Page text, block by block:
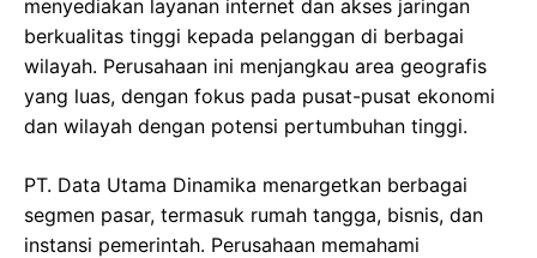
menyediakan layanan internet dan akses jaringan
berkualitas tinggi kepada pelanggan di berbagai
wilayah. Perusahaan ini menjangkau area geografis
yang luas, dengan fokus pada pusat-pusat ekonomi
dan wilayah dengan potensi pertumbuhan tinggi.
PT. Data Utama Dinamika menargetkan berbagai
segmen pasar, termasuk rumah tangga, bisnis, dan
instansi pemerintah. Perusahaan memahami